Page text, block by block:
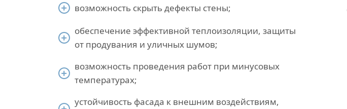
возможность скрыть дефекты стены;
обеспечение эффективной теплоизоляции, защиты
от продувания и уличных шумов;
возможность проведения работ при минусовых
температурах;
устойчивость фасада к внешним воздействиям,